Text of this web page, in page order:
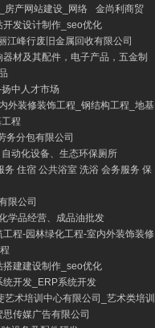
房产网站建设_网络
金尚利商贸
发设计制作_seo优化
江峰行废旧金属回收有限公司
材及其配件，电子产品，五金制
中人才市场
外装修装饰工程_钢结构工程_地基
程
务分包有限公司
动化设备、生态环保厕所
住宿 公共浴室 洗浴 会务服务 保
限公司
学品经营、成品油批发
程-园林绿化工程-室内外装饰装修
建建设制作_seo优化
开发_ERP系统开发
艺术培训中心有限公司_艺术类培训
传媒广告有限公司